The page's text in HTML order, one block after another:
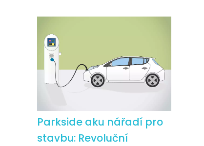
Parkside aku nářadí pro
stavbu: Revoluční